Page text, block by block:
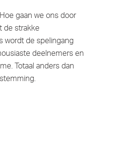
gaan we ons door
de strakke
wordt de spelingang
deelnemers en
Totaal anders dan